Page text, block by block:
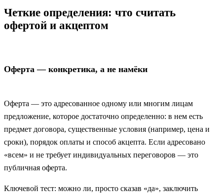
Четкие определения: что считать
офертой и акцептом
Оферта — конкретика, а не намёки
Оферта — это адресованное одному или многим лицам
предложение, которое достаточно определенно: в нем есть
предмет договора, существенные условия (например, цена и
сроки), порядок оплаты и способ акцепта. Если адресовано
«всем» и не требует индивидуальных переговоров — это
публичная оферта.
Ключевой тест: можно ли, просто сказав «да», заключить